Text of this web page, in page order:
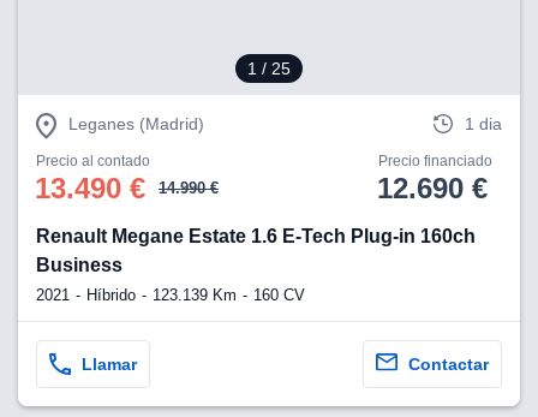
1 / 25
Leganes (Madrid) 1 dia
Precio al contado
13.490 € 14.990 €
Precio financiado
12.690 €
Renault Megane Estate 1.6 E-Tech Plug-in 160ch
Business
2021 Híbrido 123.139 Km 160 CV
Llamar Contactar